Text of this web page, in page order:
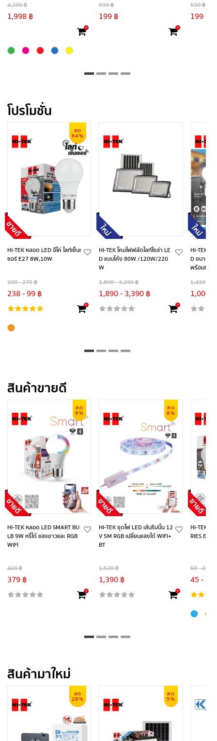
4,200 ฿
1,998 ฿
+
590 ฿
199 ฿
+
590 ฿
199 ฿
โปรโมชั่น
ลด
64%
HI-TEK หลอด LED อีโค่ ไลท์เซ็นเ
ซอร์ E27 8W,10W
200 - 275 ฿
238 - 99 ฿
+
HI-TEK โคมไฟฟลัดไลท์โซล่า LE
D แบบโค้ง 80W /120W/220
W
1,890 - 3,290 ฿
1,890 - 3,390 ฿
+
HI-TEK โค
D ขนาด
พร้อมขา
1,430 -
1,000
สินค้าขายดี
ลด
9%
HI-TEK หลอด LED SMART BU
LB 9W หรี่ได้ แสงขาวและ RGB
WIFI
420 ฿
379 ฿
+
ลด
8%
HI-TEK ชุดไฟ LED เส้นริบบิ้น 12
V 5M RGB เปลี่ยนแสงได้ WIFI+
BT
1,520 ฿
1,390 ฿
+
HI-TEK ห
RIES E27
60 - 200 ฿
45 -
สินค้ามาใหม่
ลด
28%
ลด
5%